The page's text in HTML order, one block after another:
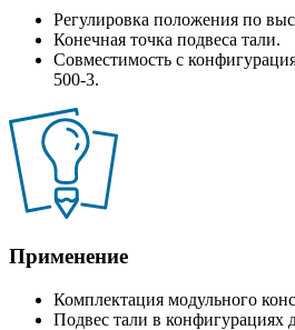
Регулировка положения по
Конечная точка подвеса тали.
Совместимость с
500-3.
Применение
Комплектация модульного
Подвес тали в конфигурациях